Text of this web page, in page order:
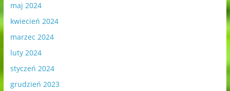
maj 2024
kwiecień 2024
marzec 2024
luty 2024
styczeń 2024
grudzień 2023